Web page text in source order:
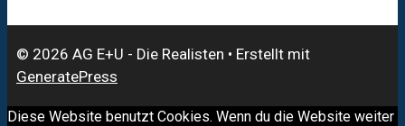
© 2026 AG E+U - Die Realisten • Erstellt mit
GeneratePress
Diese Website benutzt Cookies. Wenn du die Website weiter